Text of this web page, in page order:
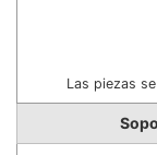
Las piezas